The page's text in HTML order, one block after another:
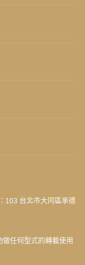
台北市大同區承德
任何型式的轉載使用